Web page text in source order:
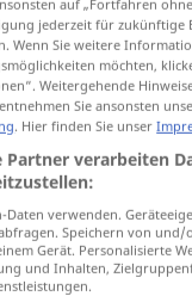
bolsa, sacola
Kühltasche
BRAS Kühltasche
auf „Fortfahren
jederzeit für zukünftige
Wenn Sie weitere
möchten,
Weitergehende
Sie ansonsten
. Hier finden Sie unser
Partner verarbeiten
Daten verwenden.
Speichern von
Gerät. Personalisierte
und Inhalten,